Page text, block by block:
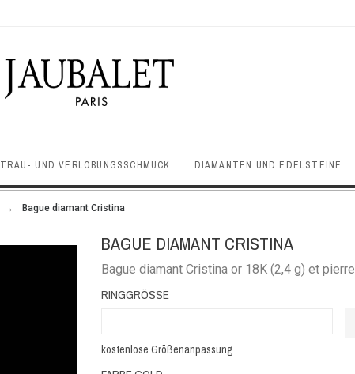
TRAU- UND VERLOBUNGSSCHMUCK DIAMANTEN UND EDELSTEINE
Bague diamant Cristina
BAGUE DIAMANT CRISTINA
Bague diamant Cristina or 18K (2,4 g) et
RINGGRÖSSE
kostenlose Größenanpassung